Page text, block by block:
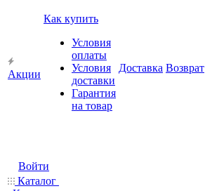
Акции
Как купить
Условия
оплаты
Условия
доставки
Гарантия
на товар
Доставка Возврат
Войти
Каталог